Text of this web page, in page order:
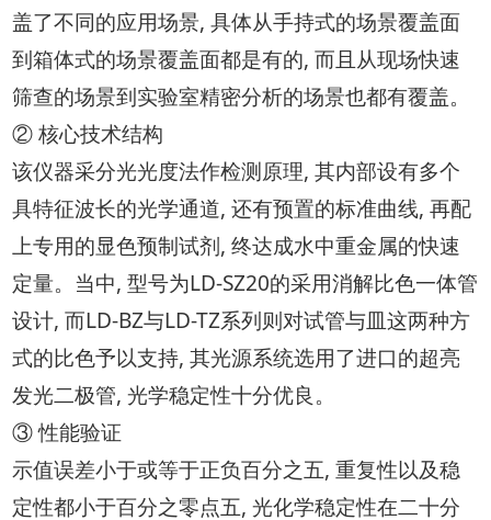
盖了不同的应用场景, 具体从手持式的场景覆盖面
到箱体式的场景覆盖面都是有的, 而且从现场快速
筛查的场景到实验室精密分析的场景也都有覆盖。
② 核心技术结构
该仪器采分光光度法作检测原理, 其内部设有多个
具特征波长的光学通道, 还有预置的标准曲线, 再配
上专用的显色预制试剂, 终达成水中重金属的快速
定量。当中, 型号为LD-SZ20的采用消解比色一体管
设计, 而LD-BZ与LD-TZ系列则对试管与皿这两种方
式的比色予以支持, 其光源系统选用了进口的超亮
发光二极管, 光学稳定性十分优良。
③ 性能验证
示值误差小于或等于正负百分之五, 重复性以及稳
定性都小于百分之零点五, 光化学稳定性在二十分